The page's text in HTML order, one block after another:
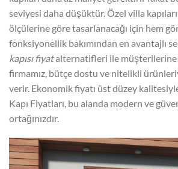
seviyesi daha düşüktür. Özel villa kapıları
ölçülerine göre tasarlanacağı için hem
fonksiyonellik bakımından en avantajlı
kapısı fiyatalternatifleri ile müşterilerine
firmamız, bütçe dostu ve nitelikli
verir. Ekonomik fiyatı üst düzey
Kapı Fiyatları, bu alanda modern ve
ortağınızdır.